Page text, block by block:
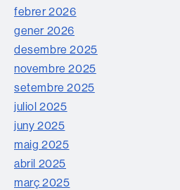
febrer 2026
gener 2026
desembre 2025
novembre 2025
setembre 2025
juliol 2025
juny 2025
maig 2025
abril 2025
març 2025